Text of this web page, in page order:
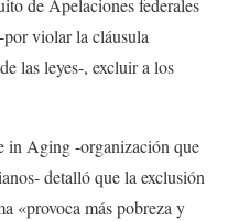
de Apelaciones federales
violar la cláusula
las leyes-, excluir a los
in Aging -organización que
detalló que la exclusión
«provoca más pobreza y